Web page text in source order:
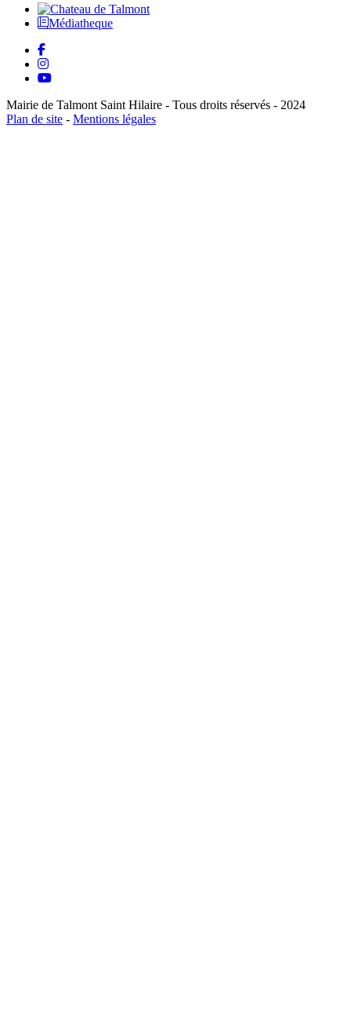
Médiatheque
Mairie de Talmont Saint Hilaire - Tous droits réservés - 2024
Plan de site - Mentions légales